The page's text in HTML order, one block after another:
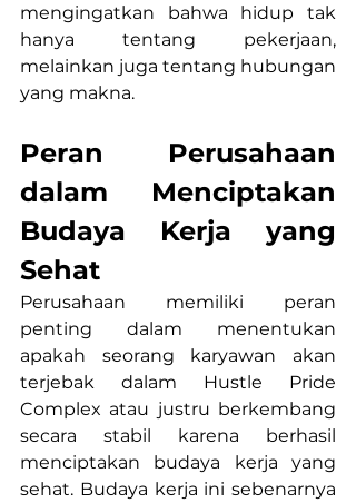
mengingatkan bahwa hidup tak
hanya tentang pekerjaan,
melainkan juga tentang hubungan
yang makna.
Peran Perusahaan
dalam Menciptakan
Budaya Kerja yang
Sehat
Perusahaan memiliki peran
penting dalam menentukan
apakah seorang karyawan akan
terjebak dalam Hustle Pride
Complex atau justru berkembang
secara stabil karena berhasil
menciptakan budaya kerja yang
sehat. Budaya kerja ini sebenarnya